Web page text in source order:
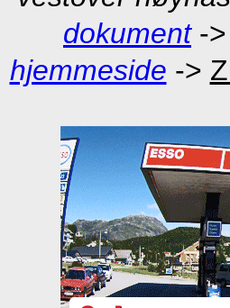
dokument->
hjemmeside ->